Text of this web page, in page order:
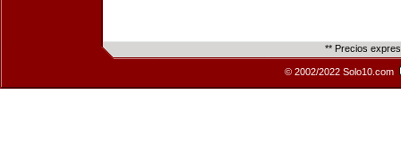
** Precios
© 2002/2022 Solo10.com